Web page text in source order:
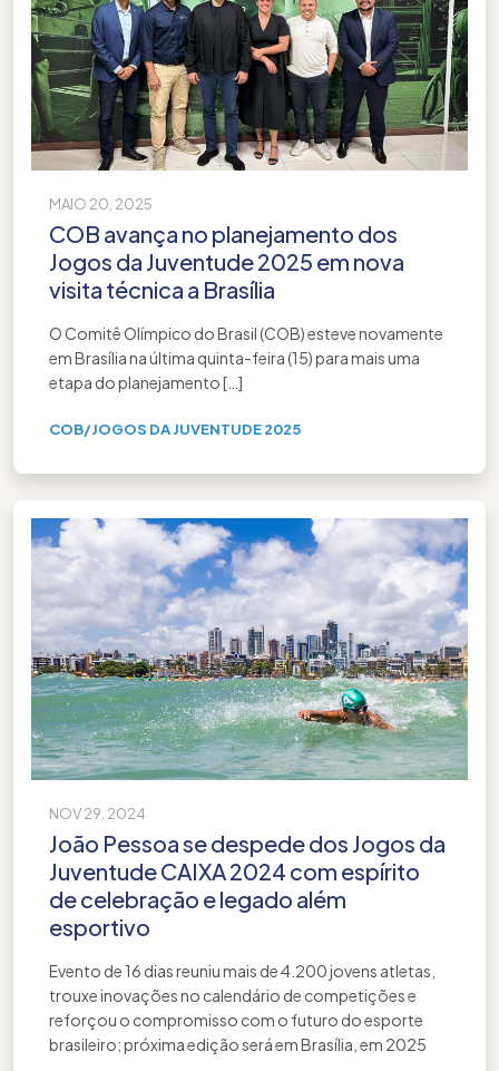
MAIO 20, 2025
COB avança no planejamento dos
Jogos da Juventude 2025 em nova
visita técnica a Brasília
O Comitê Olímpico do Brasil (COB) esteve novamente
em Brasília na última quinta-feira (15) para mais uma
etapa do planejamento […]
COB/JOGOS DA JUVENTUDE 2025
NOV 29, 2024
João Pessoa se despede dos Jogos da
Juventude CAIXA 2024 com espírito
de celebração e legado além
esportivo
Evento de 16 dias reuniu mais de 4.200 jovens atletas,
trouxe inovações no calendário de competições e
reforçou o compromisso com o futuro do esporte
brasileiro; próxima edição será em Brasília, em 2025